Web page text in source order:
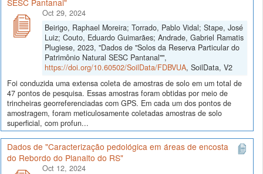
Oct 29, 2024
Beirigo, Raphael Moreira; Torrado, Pablo Vidal; Stape, José
Luiz; Couto, Eduardo Guimarães; Andrade, Gabriel Ramatis
Plugiese, 2023, "Dados de "Solos da Reserva Particular do
Patrimônio Natural SESC Pantanal"",
https://doi.org/10.60502/SoilData/FDBVUA, SoilData, V2
Foi conduzida uma extensa coleta de amostras de solo em um total de
47 pontos de pesquisa. Essas amostras foram obtidas por meio de
trincheiras georreferenciadas com GPS. Em cada um dos pontos de
amostragem, foram meticulosamente coletadas amostras de solo
superficial, com profun...
Dados de "Caracterização pedológica em áreas de encosta
do Rebordo do Planalto do RS"
Oct 12, 2024